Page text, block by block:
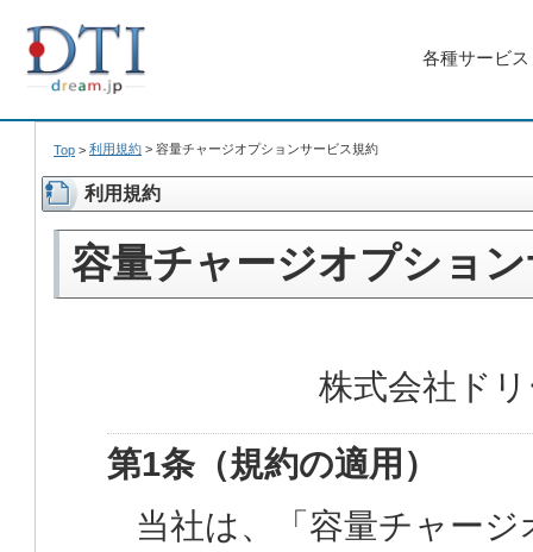
各種サービス
Top > 利用規約 > 容量チャージオプションサービス規約
利用規約
容量チャージオプショ
株式会社ド
第1条（規約の適用）
当社は、「容量チャー